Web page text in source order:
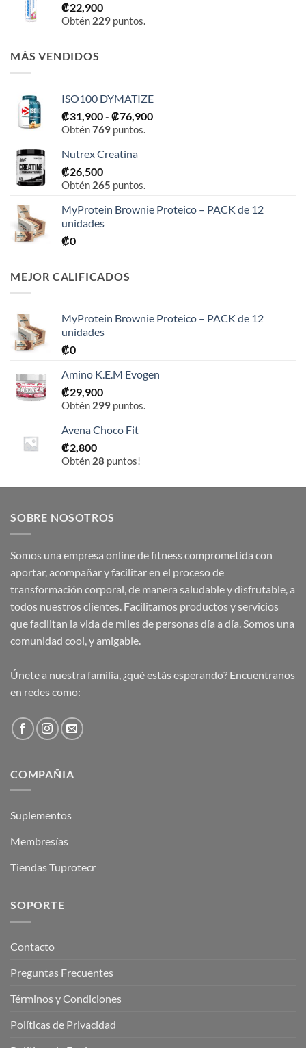
₡22,900
Obtén 229 puntos.
MÁS VENDIDOS
ISO100 DYMATIZE
₡31,900- ₡76,900Rango
Obtén769 puntos.
Nutrex Creatina
₡26,500
Obtén 265 puntos.
MyProtein Brownie Proteico – PACK de 12
unidades
₡0
MEJOR CALIFICADOS
MyProtein Brownie Proteico – PACK de 12
unidades
₡0
Amino K.E.M Evogen
₡29,900
Obtén 299 puntos.
Avena Choco Fit
₡2,800
Obtén 28 puntos!
SOBRE NOSOTROS
Somos una empresa online de fitness comprometida con
aportar, acompañar y facilitar en el proceso de
transformación corporal, de manera saludable y disfrutable, a
todos nuestros clientes. Facilitamos productos y servicios
que facilitan la vida de miles de personas día a día. Somos una
comunidad cool, y amigable.
Únete a nuestra familia, ¿qué estás esperando? Encuentranos
en redes como:
COMPAÑIA
Suplementos
Membresías
Tiendas Tuprotecr
SOPORTE
Contacto
Preguntas Frecuentes
Términos y Condiciones
Políticas de Privacidad